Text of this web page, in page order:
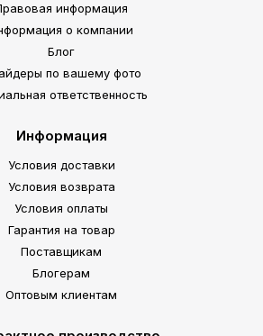
информация
о компании
Блог
по вашему фото
ответственность
Информация
Условия доставки
Условия возврата
Условия оплаты
Гарантия на товар
Поставщикам
Блогерам
Оптовым клиентам